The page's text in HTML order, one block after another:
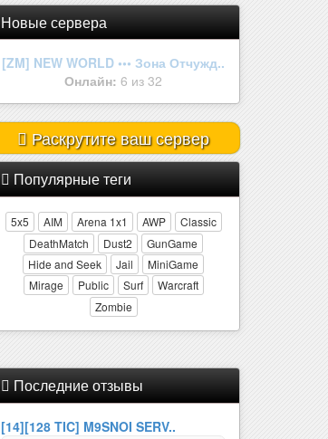
Новые сервера
[ZM] NEW WORLD ••• Зона Отчужд..
Онлайн: 6 из 32
Раскрутите ваш сервер
Популярные теги
5x5 AIM Arena 1x1 AWP
Classic
DeathMatch
Dust2
GunGame
Hide and Seek
Jail
MiniGame
Mirage
Public Surf
Warcraft
Zombie
Последние отзывы
[14][128 TIC] M9SNOI SERV..